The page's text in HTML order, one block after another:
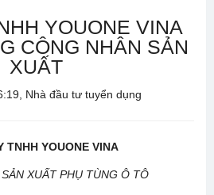
YOUONE VINA
CÔNG NHÂN SẢN
XUẤT
Nhà đầu tư tuyển dụng
TNHH YOUONE VINA
XUẤT PHỤ TÙNG Ô TÔ